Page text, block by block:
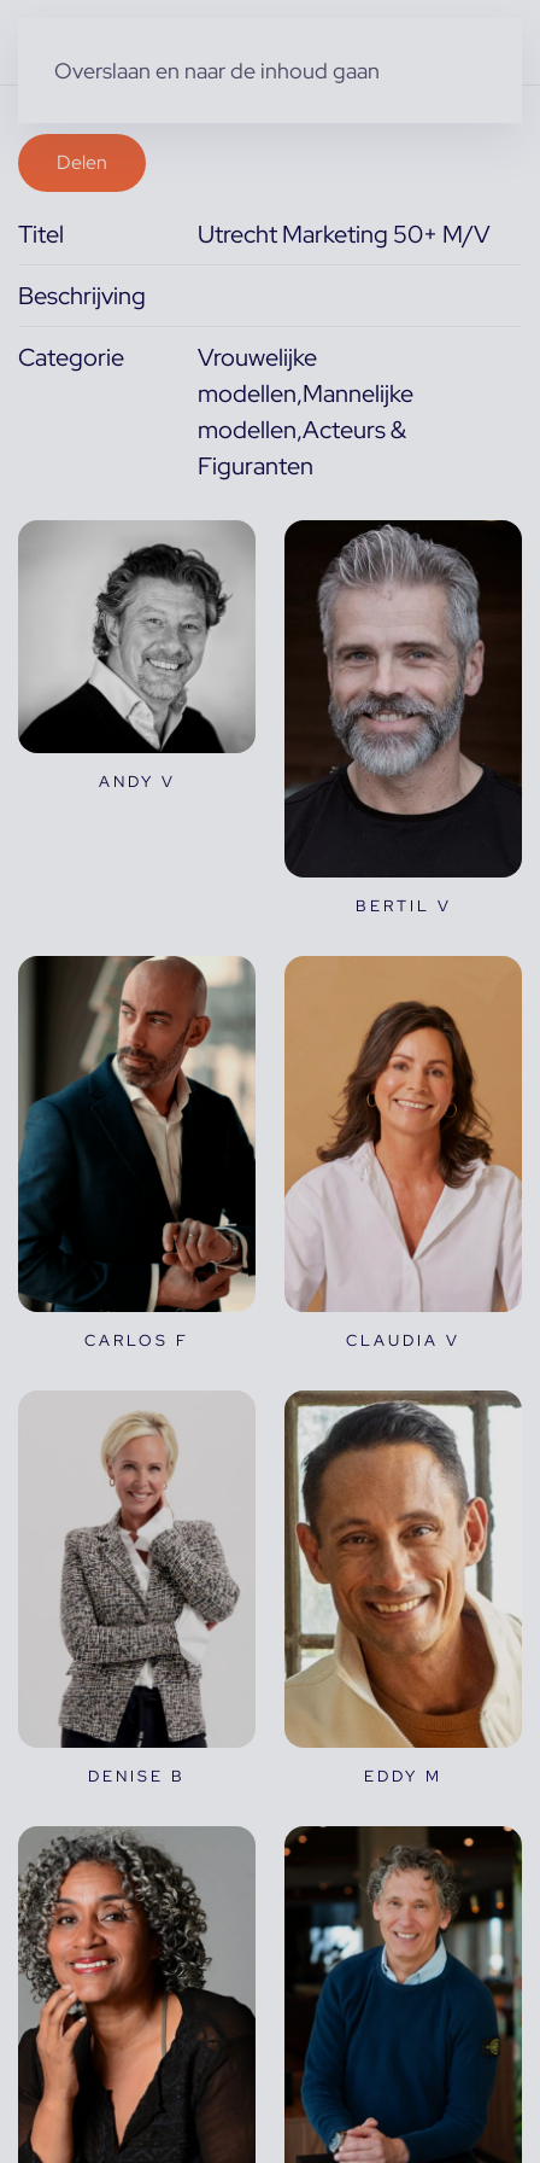
Overslaan en naar de inhoud gaan
Delen
Titel
Utrecht Marketing 50+ M/V
Beschrijving
Categorie
Vrouwelijke
modellen,Mannelijke
modellen,Acteurs &
Figuranten
ANDY V
BERTIL V
CARLOS F CLAUDIA V
DENISE B EDDY M